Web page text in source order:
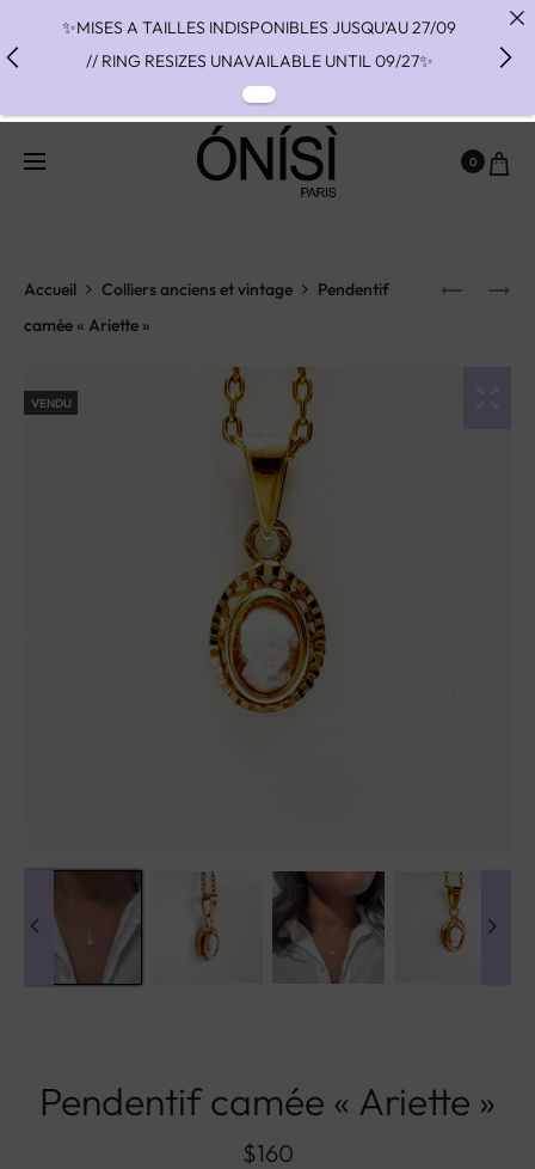
0
Accueil Colliers anciens et vintage
Pendentif
camée « Ariette »
VENDU
Pendentif camée « Ariette »
$160
✨MISES A TAILLES INDISPONIBLES JUSQU'AU 27/09
// RING RESIZES UNAVAILABLE UNTIL 09/27✨
✨ FAST SHIPPING TO THE US WITH DHL EXPRESS -
NO SUPRISE DUTIES AT DELIVERY ✨
✨ PAIEMENT EN 3 OU 4 FOIS SANS FRAIS AVEC